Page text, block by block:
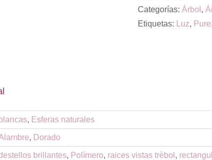
Categorías: Árbol ,
Etiquetas:
Luz,
blancas, Esferas naturales
, Dorado
brillantes, Polímero, raices vistas trèbol ,